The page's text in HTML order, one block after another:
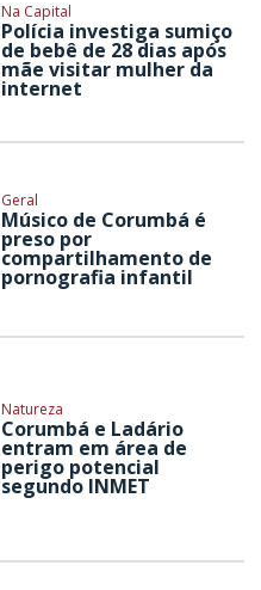
Na Capital
Polícia investiga sumiço
de bebê de 28 dias após
mãe visitar mulher da
internet
Geral
Músico de Corumbá é
preso por
compartilhamento de
pornografia infantil
Natureza
Corumbá e Ladário
entram em área de
perigo potencial
segundo INMET